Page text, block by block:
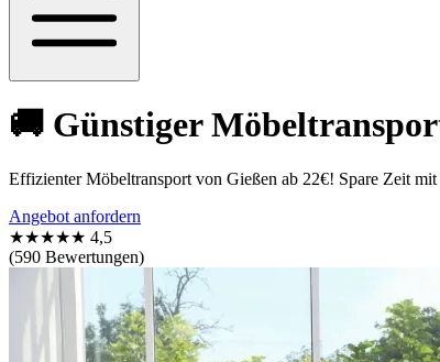
🚚 Günstiger
Effizienter Möbeltransport von Gießen ab 22€! Spare Zeit
Angebot anfordern
★★★★★ 4,5
(590 Bewertungen)